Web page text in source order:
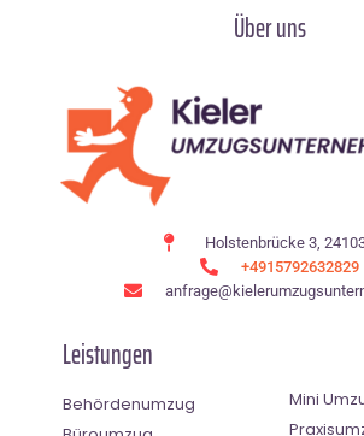
Über uns
Holstenbrücke 3,
+4915792632829
Leistungen
Behördenumzug
Mini